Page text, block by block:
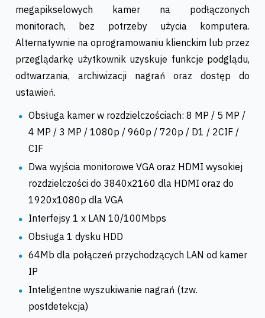
megapikselowych kamer na podłączonych
monitorach, bez potrzeby użycia komputera.
Alternatywnie na oprogramowaniu klienckim lub przez
przeglądarkę użytkownik uzyskuje funkcje podglądu,
odtwarzania, archiwizacji nagrań oraz dostęp do
ustawień.
Obsługa kamer w rozdzielczościach: 8 MP / 5 MP /
4 MP / 3 MP / 1080p / 960p / 720p / D1 / 2CIF /
CIF
Dwa wyjścia monitorowe VGA oraz HDMI wysokiej
rozdzielczości do 3840x2160 dla HDMI oraz do
1920x1080p dla VGA
Interfejsy 1 x LAN 10/100Mbps
Obsługa 1 dysku HDD
64Mb dla połączeń przychodzących LAN od kamer
IP
Inteligentne wyszukiwanie nagrań (tzw.
postdetekcja)